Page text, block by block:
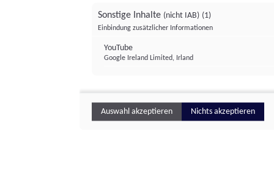
Sonstige Inhalte (nicht IAB) (1)
Einbindung zusätzlicher Informationen
YouTube
Google Ireland Limited, Irland
Auswahl akzeptieren Nichts akzeptieren